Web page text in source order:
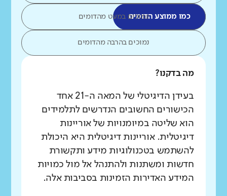
כמו ממוצע הדומיםנמוכים במעט מהדומים
נמוכים בהרבה מהדומים
מה בדקנו?
בעידן הדיגיטלי של המאה ה-21 אחד
הכישורים החשובים הנדרשים לתלמידים
הוא שליטה במיומנויות של אוריינות
דיגיטלית. אוריינות דיגיטלית היא היכולת
להשתמש בטכנולוגיות מידע ותקשורת
חדשות ומשתנות ולהתנהל אל מול כמויות
המידע האדירות הזמינות בסביבות אלה.